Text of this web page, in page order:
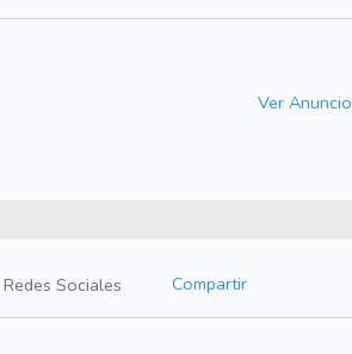
Ver Anuncio
Redes Sociales Compartir